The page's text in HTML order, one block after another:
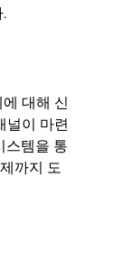
대해 신
널이 마련
스템을 통
까지 도